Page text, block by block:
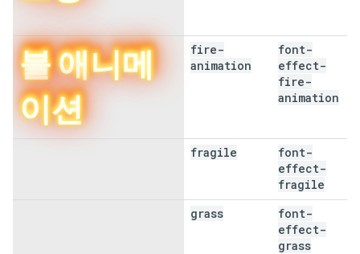
불 애니메
이션
fire-
animation
font-
effect-
fire-
animation
fragile
font-
effect-
fragile
grass
font-
effect-
grass